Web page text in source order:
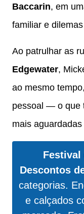
Baccarin, em
familiar e
Ao patrulhar as
Edgewater,
ao mesmo
pessoal — o que
mais
Festival
Descontos
categorias.
e calçados